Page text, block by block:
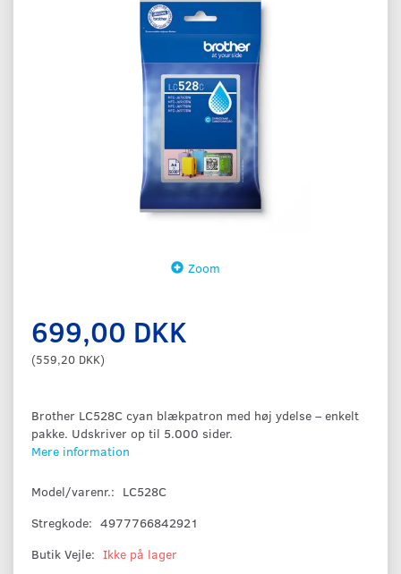
Zoom
699,00 DKK
(559,20 DKK)
Brother LC528C cyan blækpatron med høj ydelse – enkelt
pakke. Udskriver op til 5.000 sider.
Mere information
Model/varenr.: LC528C
Stregkode: 4977766842921
Butik Vejle: Ikke på lager